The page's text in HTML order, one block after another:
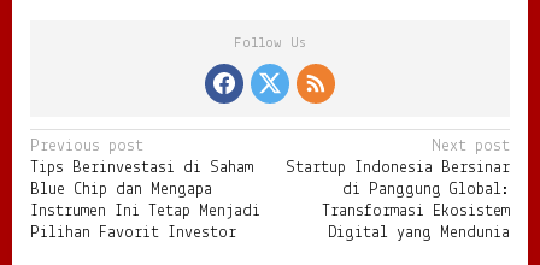
Follow Us
P
o
s
Previous post
Tips Berinvestasi di Saham
Blue Chip dan Mengapa
Instrumen Ini Tetap Menjadi
Pilihan Favorit Investor
Next post
Startup Indonesia Bersinar
di Panggung Global:
Transformasi Ekosistem
Digital yang Mendunia